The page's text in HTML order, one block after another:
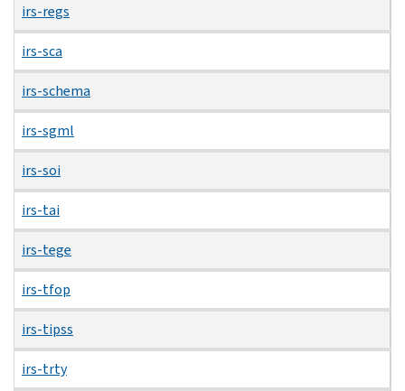
irs-regs
irs-sca
irs-schema
irs-sgml
irs-soi
irs-tai
irs-tege
irs-tfop
irs-tipss
irs-trty